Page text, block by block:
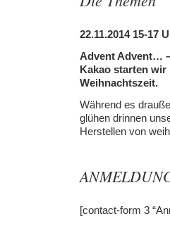
22.11.2014 15-17
Advent Advent…
Kakao starten wir
Weihnachtszeit.
Während es
glühen drinnen
Herstellen von
[contact-form 3